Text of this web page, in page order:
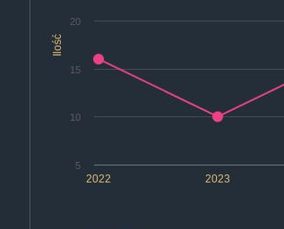
Ilość
2022 2023
5
10
15
20